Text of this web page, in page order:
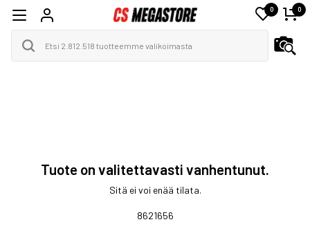
0 0
Tuote on valitettavasti vanhentunut.
Sitä ei voi enää tilata.
8621656